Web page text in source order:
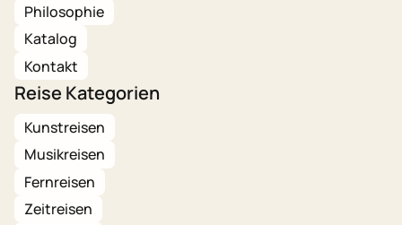
Philosophie
Katalog
Kontakt
Reise Kategorien
Kunstreisen
Musikreisen
Fernreisen
Zeitreisen